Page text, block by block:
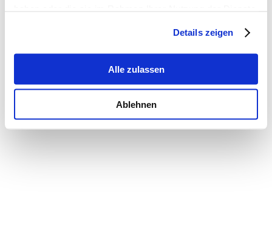
Details zeigen
Alle zulassen
Ablehnen